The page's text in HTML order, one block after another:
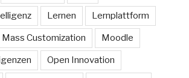
Lernen Lernplattform
Mass Customization Moodle
Open Innovation